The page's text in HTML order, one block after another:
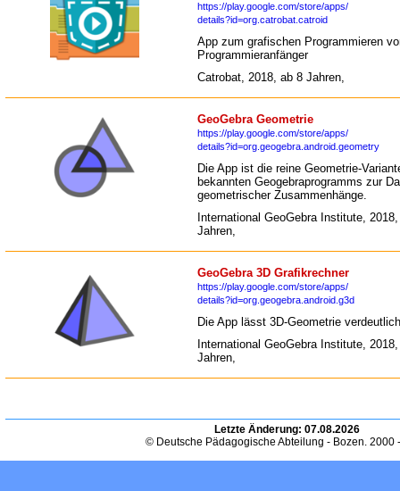
https://play.google.com/store/apps/
details?id=org.catrobat.catroid
App zum grafischen Programmieren
Programmieranfänger
Catrobat, 2018, ab 8 Jahren,
GeoGebra Geometrie
https://play.google.com/store/apps/
details?id=org.geogebra.android.geometry
Die App ist die reine Geometrie-
bekannten Geogebraprogramms zur
geometrischer Zusammenhänge.
International GeoGebra Institute,
Jahren,
GeoGebra 3D Grafikrechner
https://play.google.com/store/apps/
details?id=org.geogebra.android.g3d
Die App lässt 3D-Geometrie
International GeoGebra Institute,
Jahren,
Letzte Änderung: 07.08.2026
© Deutsche Pädagogische Abteilung - Bozen. 2000